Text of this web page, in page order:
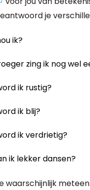
je
ik?
zing ik nog wel
ik rustig?
ik blij?
ik verdrietig?
ik lekker dansen?
waarschijnlijk